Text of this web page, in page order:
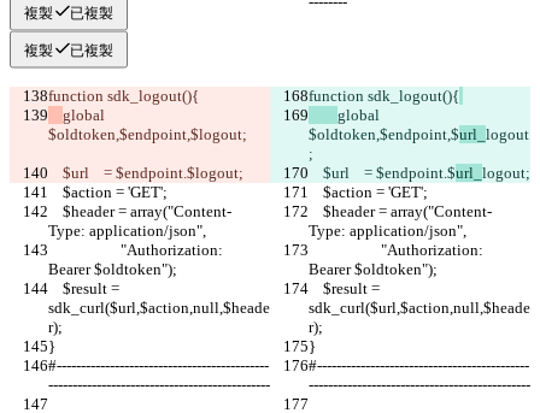
複製 已複製
複製 已複製
function sdk_logout(){
function sdk_logout(){
global
$oldtoken,$endpoint,$logout;
global
$oldtoken,$endpoint,$url_ logout
;
    $url    = $endpoint.$
logout;
    $url    = $endpoint.$
url_ logout;
    $action = 'GET';
    $action = 'GET';
Type: application/json",
Type: application/json",
Bearer $oldtoken");
Bearer $oldtoken");
sdk_curl($url,$action,null,$heade
r);
sdk_curl($url,$action,null,$heade
r);
}
}
#--------------------------------------------
----------------------------------------------
#--------------------------------------------
----------------------------------------------